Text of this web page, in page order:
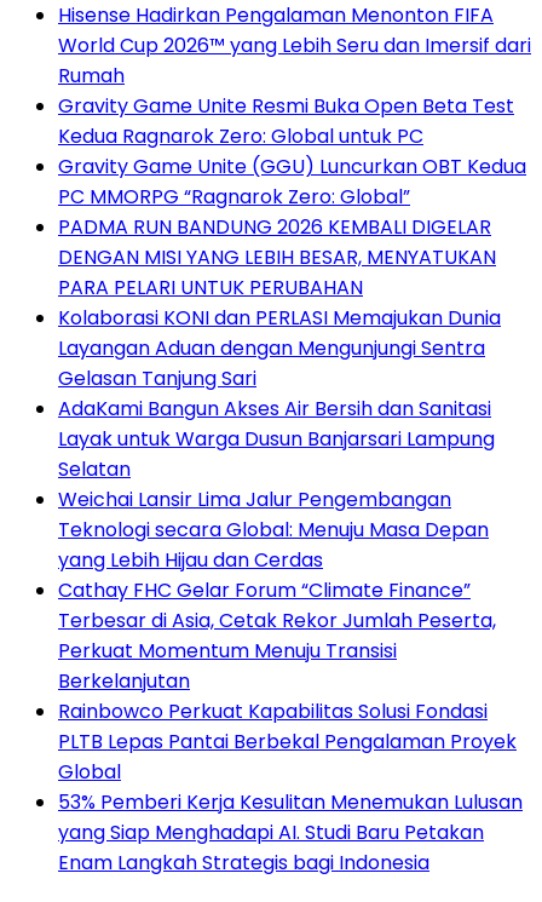
Hisense Hadirkan Pengalaman Menonton FIFA
World Cup 2026™ yang Lebih Seru dan Imersif dari
Rumah
Gravity Game Unite Resmi Buka Open Beta Test
Kedua Ragnarok Zero: Global untuk PC
Gravity Game Unite (GGU) Luncurkan OBT Kedua
PC MMORPG “Ragnarok Zero: Global”
PADMA RUN BANDUNG 2026 KEMBALI DIGELAR
DENGAN MISI YANG LEBIH BESAR, MENYATUKAN
PARA PELARI UNTUK PERUBAHAN
Kolaborasi KONI dan PERLASI Memajukan Dunia
Layangan Aduan dengan Mengunjungi Sentra
Gelasan Tanjung Sari
AdaKami Bangun Akses Air Bersih dan Sanitasi
Layak untuk Warga Dusun Banjarsari Lampung
Selatan
Weichai Lansir Lima Jalur Pengembangan
Teknologi secara Global: Menuju Masa Depan
yang Lebih Hijau dan Cerdas
Cathay FHC Gelar Forum “Climate Finance”
Terbesar di Asia, Cetak Rekor Jumlah Peserta,
Perkuat Momentum Menuju Transisi
Berkelanjutan
Rainbowco Perkuat Kapabilitas Solusi Fondasi
PLTB Lepas Pantai Berbekal Pengalaman Proyek
Global
53% Pemberi Kerja Kesulitan Menemukan Lulusan
yang Siap Menghadapi AI. Studi Baru Petakan
Enam Langkah Strategis bagi Indonesia